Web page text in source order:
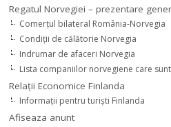
Regatul Norvegiei – prezentare
Comerţul bilateral România-Norvegia
Condiții de călătorie Norvegia
Indrumar de afaceri Norvegia
Lista companiilor norvegiene care
Relaţii Economice Finlanda
Informaţii pentru turişti Finlanda
Afiseaza anunt